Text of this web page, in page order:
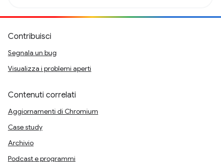
Contribuisci
Segnala un bug
Visualizza i problemi aperti
Contenuti correlati
Aggiornamenti di Chromium
Case study
Archivio
Podcast e programmi